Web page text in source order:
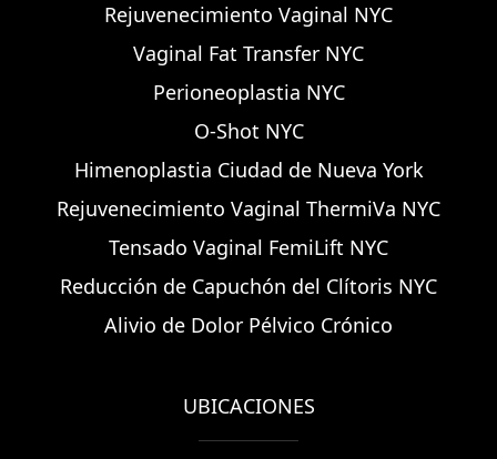
Rejuvenecimiento Vaginal NYC
Vaginal Fat Transfer NYC
Perioneoplastia NYC
O-Shot NYC
Himenoplastia Ciudad de Nueva York
Rejuvenecimiento Vaginal ThermiVa NYC
Tensado Vaginal FemiLift NYC
Reducción de Capuchón del Clítoris NYC
Alivio de Dolor Pélvico Crónico
UBICACIONES